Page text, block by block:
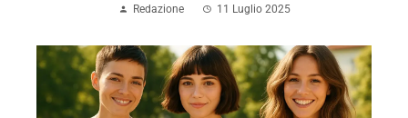
Redazione 11 Luglio 2025